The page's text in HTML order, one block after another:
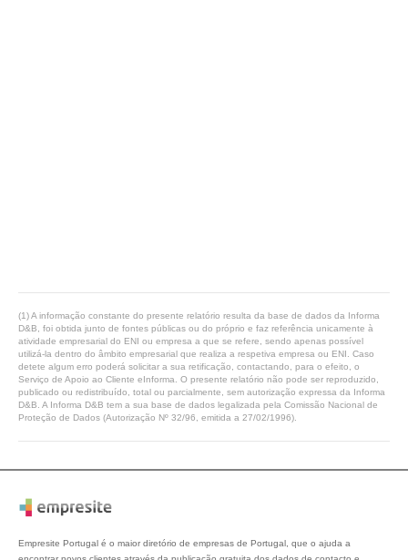
(1) A informação constante do presente relatório resulta da base de dados da Informa
D&B, foi obtida junto de fontes públicas ou do próprio e faz referência unicamente à
atividade empresarial do ENI ou empresa a que se refere, sendo apenas possível
utilizá-la dentro do âmbito empresarial que realiza a respetiva empresa ou ENI. Caso
detete algum erro poderá solicitar a sua retificação, contactando, para o efeito, o
Serviço de Apoio ao Cliente eInforma. O presente relatório não pode ser reproduzido,
publicado ou redistribuído, total ou parcialmente, sem autorização expressa da Informa
D&B. A Informa D&B tem a sua base de dados legalizada pela Comissão Nacional de
Proteção de Dados (Autorização Nº 32/96, emitida a 27/02/1996).
Empresite Portugal é o maior diretório de empresas de Portugal, que o ajuda a